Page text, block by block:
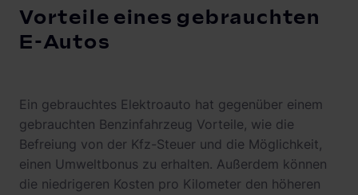
Vorteile eines gebrauchten
E-Autos
Ein gebrauchtes Elektroauto hat gegenüber einem
gebrauchten Benzinfahrzeug Vorteile, wie die
Befreiung von der Kfz-Steuer und die Möglichkeit,
einen Umweltbonus zu erhalten. Außerdem können
die niedrigeren Kosten pro Kilometer den höheren